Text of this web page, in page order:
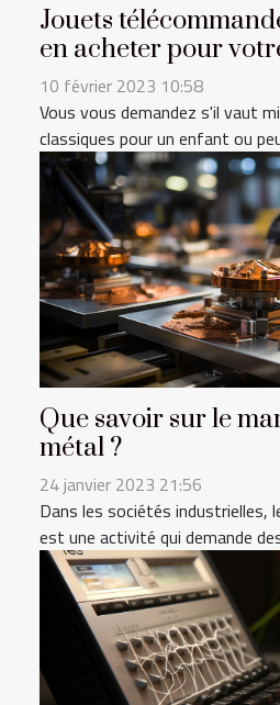
Jouets
en acheter pour
10 février 2023 10:58
Vous vous demandez s'il vaut
classiques pour un enfant ou
Que savoir sur le
métal ?
24 janvier 2023 21:56
Dans les sociétés industrielles,
est une activité qui demande